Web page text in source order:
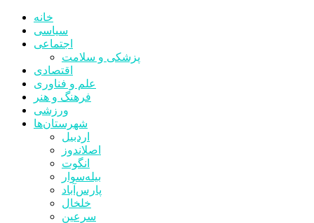
خانه
سیاسی
اجتماعی
پزشکی و سلامت
اقتصادی
علم و فناوری
فرهنگ و هنر
ورزشی
شهرستان‌ها
اردبیل
اصلاندوز
انگوت
بیله‌سوار
پارس‌آباد
خلخال
سرعین